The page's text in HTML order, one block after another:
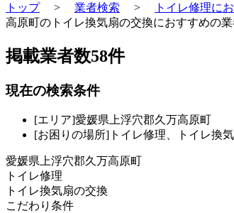
トップ> 業者検索 > トイレ修理に
高原町のトイレ換気扇の交換におすすめの
掲載業者数58件
現在の検索条件
[エリア]愛媛県上浮穴郡久万高原町
[お困りの場所]トイレ修理、トイレ換
愛媛県上浮穴郡久万高原町
トイレ修理
トイレ換気扇の交換
こだわり条件